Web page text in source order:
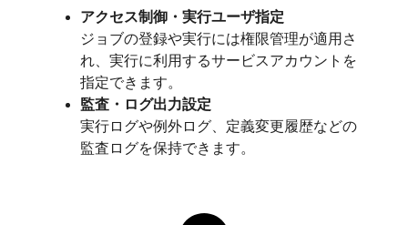
アクセス制御・実行ユーザ指定
ジョブの登録や実行には権限管理が適用さ
れ、実行に利用するサービスアカウントを
指定できます。
監査・ログ出力設定
実行ログや例外ログ、定義変更履歴などの
監査ログを保持できます。